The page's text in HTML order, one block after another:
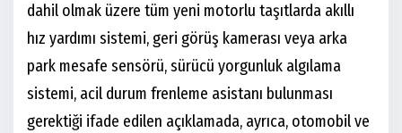
dahil olmak üzere tüm yeni motorlu taşıtlarda akıllı
hız yardımı sistemi, geri görüş kamerası veya arka
park mesafe sensörü, sürücü yorgunluk algılama
sistemi, acil durum frenleme asistanı bulunması
gerektiği ifade edilen açıklamada, ayrıca, otomobil ve